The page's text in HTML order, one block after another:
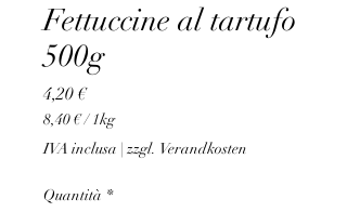
Fettuccine al tartufo
500g
4,20 €Prezzo
8,40 €/1kg
8,40 €
Chilogrammo
IVA inclusa | zzgl. Verandkosten
Quantità *